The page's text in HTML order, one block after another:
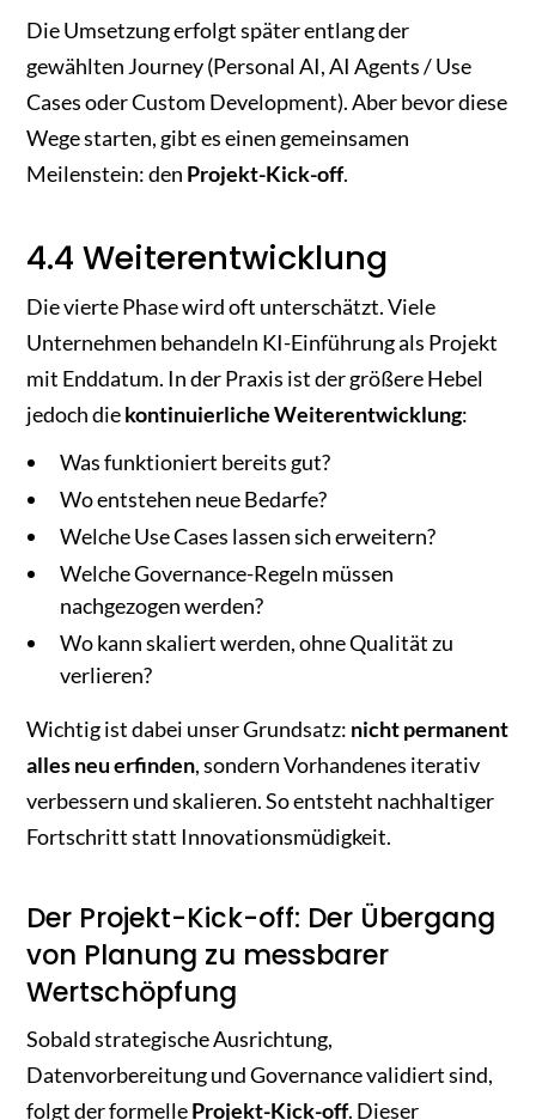
Die Umsetzung erfolgt später entlang der
gewählten Journey (Personal AI, AI Agents / Use
Cases oder Custom Development). Aber bevor diese
Wege starten, gibt es einen gemeinsamen
Meilenstein: den Projekt-Kick-off.
4.4 Weiterentwicklung
Die vierte Phase wird oft unterschätzt. Viele
Unternehmen behandeln KI-Einführung als Projekt
mit Enddatum. In der Praxis ist der größere Hebel
jedoch diekontinuierliche Weiterentwicklung:
Was funktioniert bereits gut?
Wo entstehen neue Bedarfe?
Welche Use Cases lassen sich erweitern?
Welche Governance-Regeln müssen
nachgezogen werden?
Wo kann skaliert werden, ohne Qualität zu
verlieren?
Wichtig ist dabei unser Grundsatz: nicht permanent
alles neu erfinden, sondern Vorhandenes iterativ
verbessern und skalieren. So entsteht nachhaltiger
Fortschritt statt Innovationsmüdigkeit.
Der Projekt-Kick-off: Der Übergang
von Planung zu messbarer
Wertschöpfung
Sobald strategische Ausrichtung,
Datenvorbereitung und Governance validiert sind,
folgt der formelleProjekt-Kick-off. Dieser